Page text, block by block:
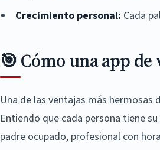
Crecimiento personal: Cada
🎯 Cómo una app
Una de las ventajas más hermosas
Entiendo que cada persona tiene
padre ocupado, profesional con